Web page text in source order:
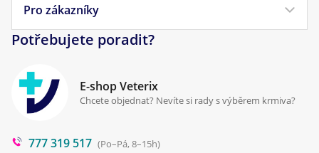
Pamlsky pro psy
Obchodní podmínky
Reklamace a vrácení
Cookies a podmínky používání
Náš příběh
Pro zákazníky
Klinika Prostějov
Poradna
Blog
Potřebujete poradit?
E-shop Veterix
Chcete objednat? Nevíte si rady s výběrem krmiva?
777 319 517 (Po–Pá, 8–15h)